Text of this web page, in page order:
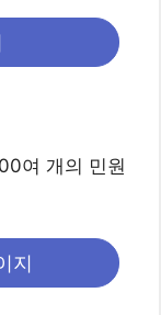
여 개의 민원
지